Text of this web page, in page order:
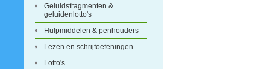
Geluidsfragmenten &
geluidenlotto's
Hulpmiddelen & penhouders
Lezen en schrijfoefeningen
Lotto's